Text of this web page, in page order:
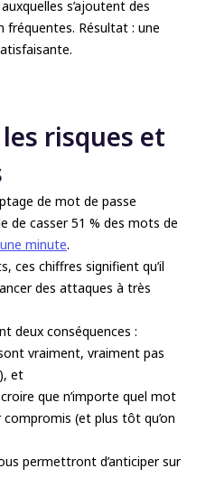
s’ajoutent des
fréquentes. Résultat : une
risques et
de mot de passe
de casser 51 % des mots de
minute.
ces chiffres signifient qu’il
des attaques à très
deux conséquences :
vraiment, vraiment pas
et
croire que n’importe quel mot
(et plus tôt qu’on
permettront d’anticiper sur